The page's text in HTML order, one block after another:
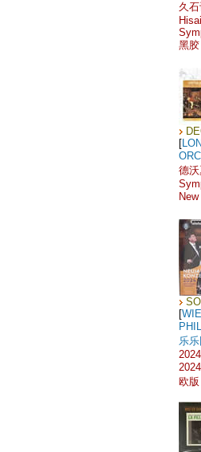
久
黑胶
[
德
[
乐乐
欧版